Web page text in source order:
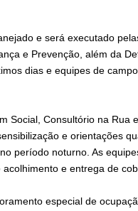
e será executado
e Prevenção, além da
dias e equipes de
Social, Consultório na Rua
e orientações
período noturno. As
e entrega de
especial de